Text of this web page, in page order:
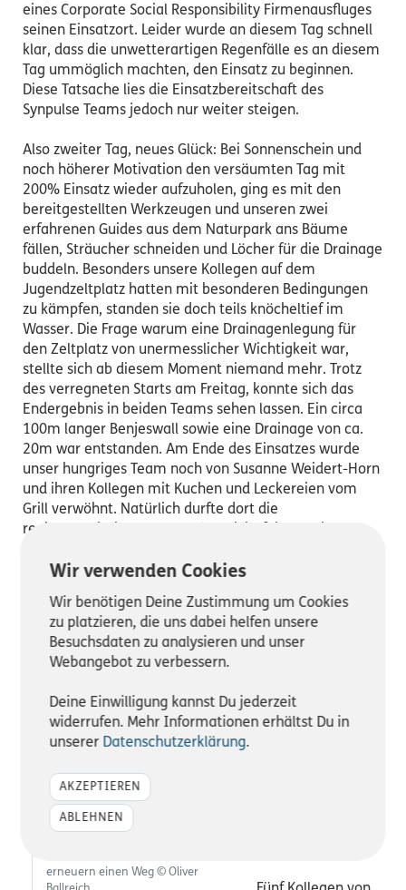
Wir verwenden Cookies
Wir benötigen Deine Zustimmung um Cookies
zu platzieren, die uns dabei helfen unsere
Besuchsdaten zu analysieren und unser
Webangebot zu verbessern.
Deine Einwilligung kannst Du jederzeit
widerrufen. Mehr Informationen erhältst Du in
unserer Datenschutzerklärung.
AKZEPTIEREN
ABLEHNEN
eines Corporate Social Responsibility Firmenausfluges
seinen Einsatzort. Leider wurde an diesem Tag schnell
klar, dass die unwetterartigen Regenfälle es an diesem
Tag ummöglich machten, den Einsatz zu beginnen.
Diese Tatsache lies die Einsatzbereitschaft des
Synpulse Teams jedoch nur weiter steigen.
Also zweiter Tag, neues Glück: Bei Sonnenschein und
noch höherer Motivation den versäumten Tag mit
200% Einsatz wieder aufzuholen, ging es mit den
bereitgestellten Werkzeugen und unseren zwei
erfahrenen Guides aus dem Naturpark ans Bäume
fällen, Sträucher schneiden und Löcher für die Drainage
buddeln. Besonders unsere Kollegen auf dem
Jugendzeltplatz hatten mit besonderen Bedingungen
zu kämpfen, standen sie doch teils knöcheltief im
Wasser. Die Frage warum eine Drainagenlegung für
den Zeltplatz von unermesslicher Wichtigkeit war,
stellte sich ab diesem Moment niemand mehr. Trotz
des verregneten Starts am Freitag, konnte sich das
Endergebnis in beiden Teams sehen lassen. Ein circa
100m langer Benjeswall sowie eine Drainage von ca.
20m war entstanden. Am Ende des Einsatzes wurde
unser hungriges Team noch von Susanne Weidert-Horn
und ihren Kollegen mit Kuchen und Leckereien vom
Grill verwöhnt. Natürlich durfte dort die
regionaltypische „Grüne Soße“ nicht fehlen. Mit
Gesichtern traten wir den Heimweg an. Neben dem
auch der Team Building Aspekt im Zentrum. Schnell
war klar, dass so ein Tag zusammenschweißt. Am Ende
waren sich alle Synpulsianer einig: ‚Es gibt kein
schlechtes Wetter, wenn die Motivation stimmt.‘ Vielen
wieder.“
erneuern einen Weg © Oliver